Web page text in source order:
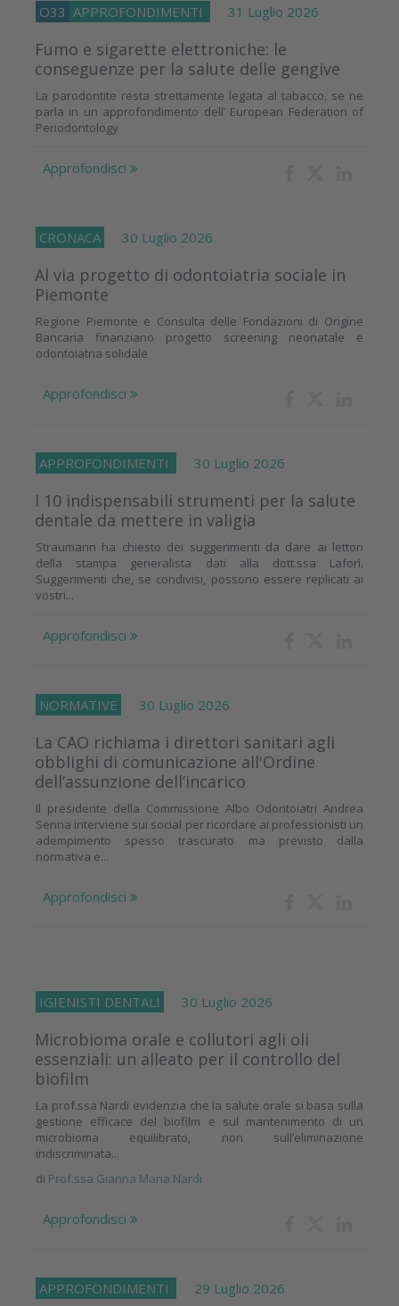
O33 APPROFONDIMENTI 31 Luglio 2026
Fumo e sigarette elettroniche: le
conseguenze per la salute delle gengive
La parodontite resta strettamente legata al tabacco, se ne
parla in un approfondimento dell’ European Federation of
Periodontology
Approfondisci
CRONACA 30 Luglio 2026
Al via progetto di odontoiatria sociale in
Piemonte
Regione Piemonte e Consulta delle Fondazioni di Origine
Bancaria finanziano progetto screening neonatale e
odontoiatria solidale
Approfondisci
APPROFONDIMENTI 30 Luglio 2026
I 10 indispensabili strumenti per la salute
dentale da mettere in valigia
Straumann ha chiesto dei suggerimenti da dare ai lettori
della stampa generalista dati alla dott.ssa Laforì.
Suggerimenti che, se condivisi, possono essere replicati ai
vostri...
Approfondisci
NORMATIVE 30 Luglio 2026
La CAO richiama i direttori sanitari agli
obblighi di comunicazione all'Ordine
dell’assunzione dell’incarico
Il presidente della Commissione Albo Odontoiatri Andrea
Senna interviene sui social per ricordare ai professionisti un
adempimento spesso trascurato ma previsto dalla
normativa e...
Approfondisci
IGIENISTI DENTALI 30 Luglio 2026
Microbioma orale e collutori agli oli
essenziali: un alleato per il controllo del
biofilm
La prof.ssa Nardi evidenzia che la salute orale si basa sulla
gestione efficace del biofilm e sul mantenimento di un
microbioma equilibrato, non sull’eliminazione
indiscriminata...
di Prof.ssa Gianna Maria Nardi
Approfondisci
APPROFONDIMENTI 29 Luglio 2026